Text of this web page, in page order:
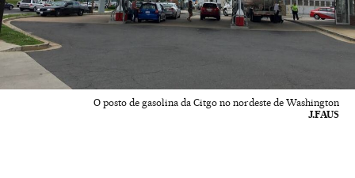
O posto de gasolina da Citgo no nordeste de Washington
J.FAUS